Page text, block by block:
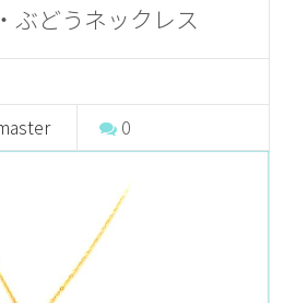
ぶどうネックレス
0